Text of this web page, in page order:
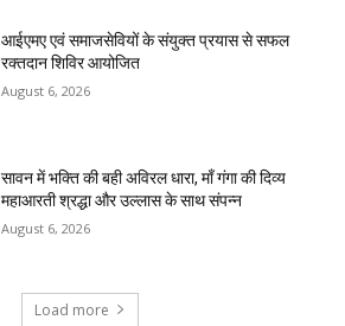
आईएमए एवं समाजसेवियों के संयुक्त प्रयास से सफल
रक्तदान शिविर आयोजित
August 6, 2026
सावन में भक्ति की बही अविरल धारा, माँ गंगा की दिव्य
महाआरती श्रद्धा और उल्लास के साथ संपन्न
August 6, 2026
Load more